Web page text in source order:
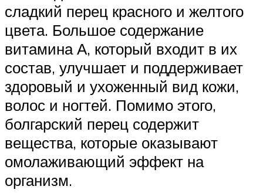
сладкий перец красного и желтого
цвета. Большое содержание
витамина А, который входит в их
состав, улучшает и поддерживает
здоровый и ухоженный вид кожи,
волос и ногтей. Помимо этого,
болгарский перец содержит
вещества, которые оказывают
омолаживающий эффект на
организм.